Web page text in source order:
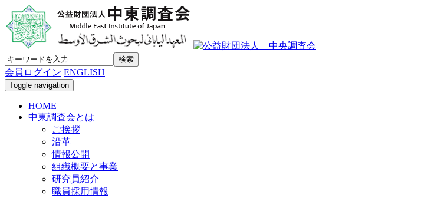
会員ログイン ENGLISH
Toggle navigation
HOME
中東調査会とは
ご挨拶
沿革
情報公開
組織概要と事業
研究員紹介
職員採用情報